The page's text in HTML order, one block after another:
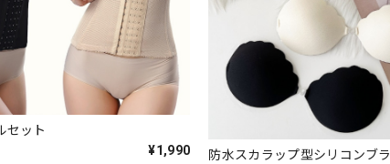
セット
¥1,990
防水スカラップ型シリコンブラ